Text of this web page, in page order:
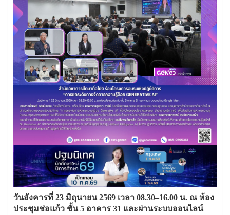
วันอังคารที่ 23 มิถุนายน 2569 เวลา 08.30–16.00 น. ณ ห้อง
ประชุมช่อแก้ว ชั้น 5 อาคาร 31 และผ่านระบบออนไลน์